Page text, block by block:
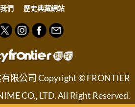
們 歷史典藏網站
限公司 Copyright © FRONTIER
CO., LTD. All Right Reserved.